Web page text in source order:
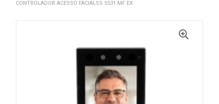
CONTROLADOR ACESSO FACIALSS 5531 MF EX